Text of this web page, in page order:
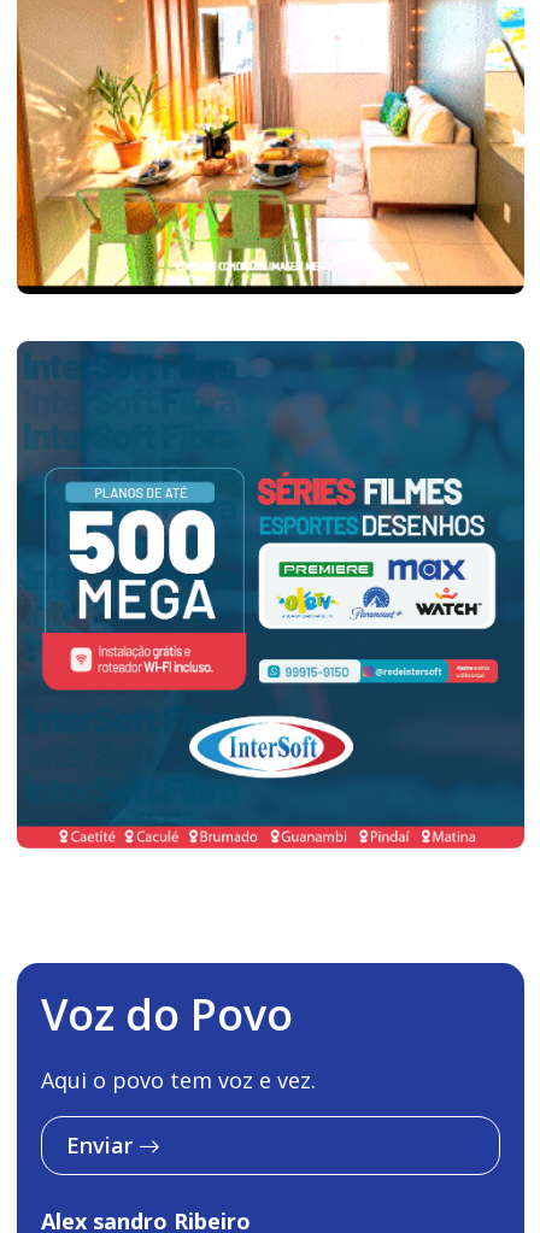
Voz do Povo
Aqui o povo tem voz e vez.
Enviar
Alex sandro Ribeiro